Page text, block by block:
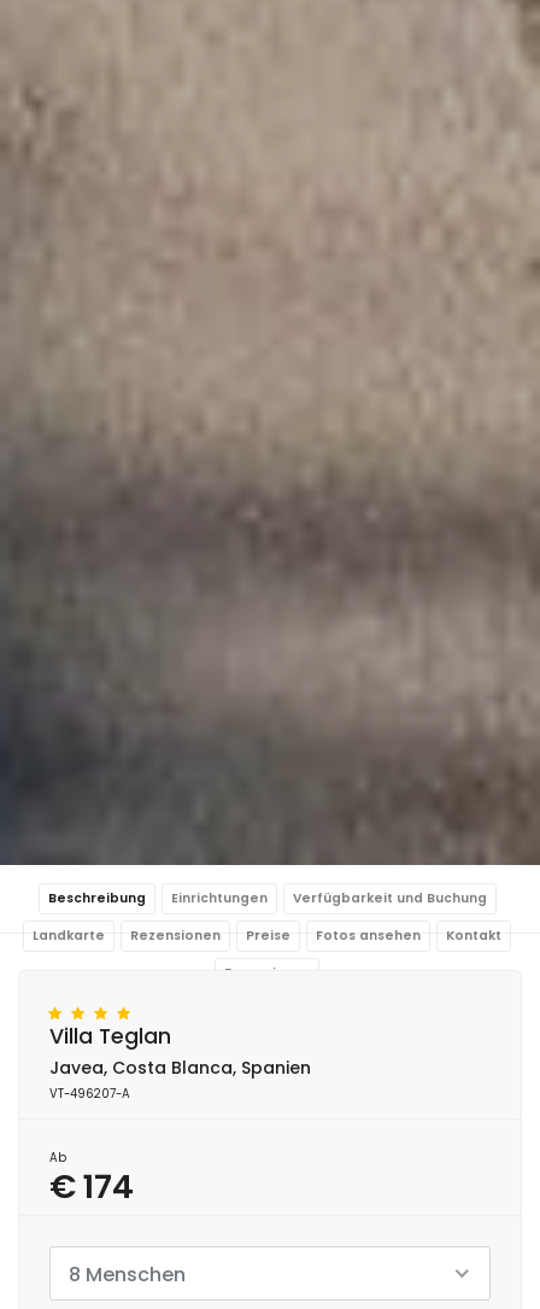
Beschreibung Einrichtungen Verfügbarkeit und Buchung
Landkarte Rezensionen Preise Fotos ansehen Kontakt
Reservieren
Villa Teglan
Javea, Costa Blanca, Spanien
VT-496207-A
Ab
€ 174
8 Menschen